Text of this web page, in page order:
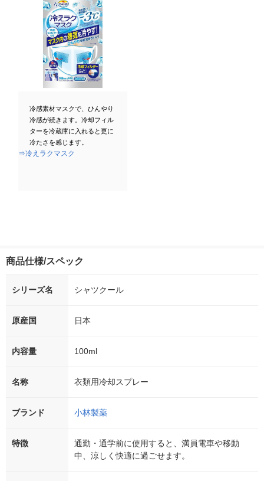
冷感素材マスクで、ひんやり
冷感が続きます。冷却フィル
ターを冷蔵庫に入れると更に
冷たさを感じます。
⇒冷えラクマスク
商品仕様/スペック
シリーズ名 シャツクール
原産国 日本
内容量 100ml
名称 衣類用冷却スプレー
ブランド 小林製薬
特徴
通勤・通学前に使用すると、満員電車や移動
中、涼しく快適に過ごせます。